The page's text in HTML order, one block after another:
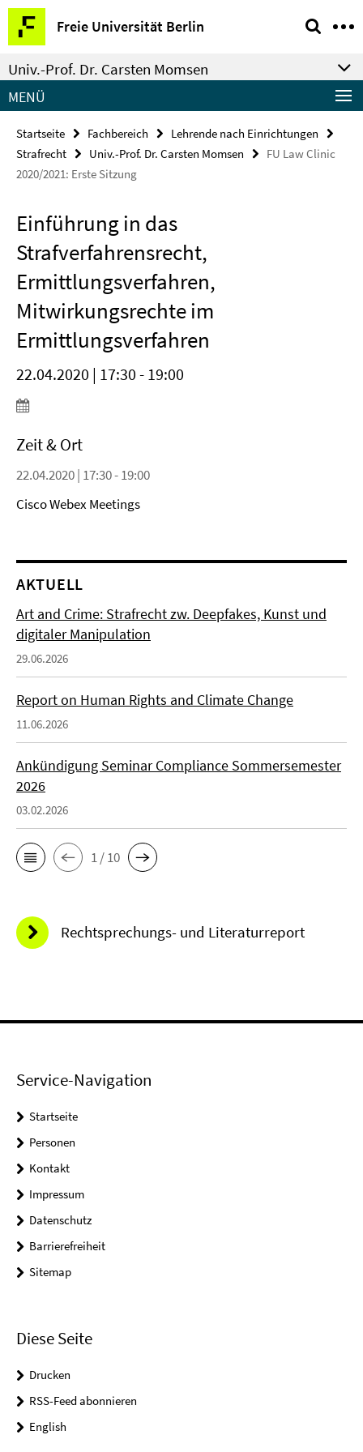
Springe
direkt
zu
Inhalt
Freie Universität Berlin
Service-
Navigation
Univ.-Prof. Dr. Carsten Momsen
MENÜ
Startseite Fachbereich
Lehrende nach Einrichtungen
Strafrecht
Univ.-Prof. Dr. Carsten Momsen
FU Law Clinic
2020/2021: Erste Sitzung
Einführung in das
Strafverfahrensrecht,
Ermittlungsverfahren,
Mitwirkungsrechte im
Ermittlungsverfahren
22.04.2020 | 17:30 - 19:00
Zeit & Ort
22.04.2020 | 17:30 - 19:00
Cisco Webex Meetings
AKTUELL
Art and Crime: Strafrecht zw. Deepfakes, Kunst und
digitaler Manipulation
29.06.2026
Report on Human Rights and Climate Change
11.06.2026
Ankündigung Seminar Compliance Sommersemester
2026
03.02.2026
1 / 10
Rechtsprechungs- und Literaturreport
Service-Navigation
Startseite
Personen
Kontakt
Impressum
Datenschutz
Barrierefreiheit
Sitemap
Diese Seite
Drucken
RSS-Feed abonnieren
English